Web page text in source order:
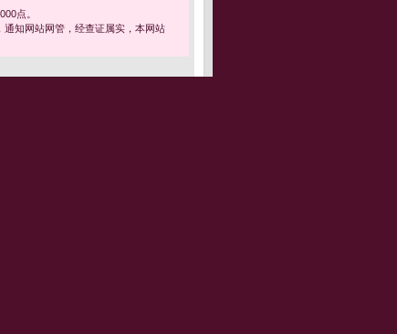
点。
知网站网管，经查证属实，本网站